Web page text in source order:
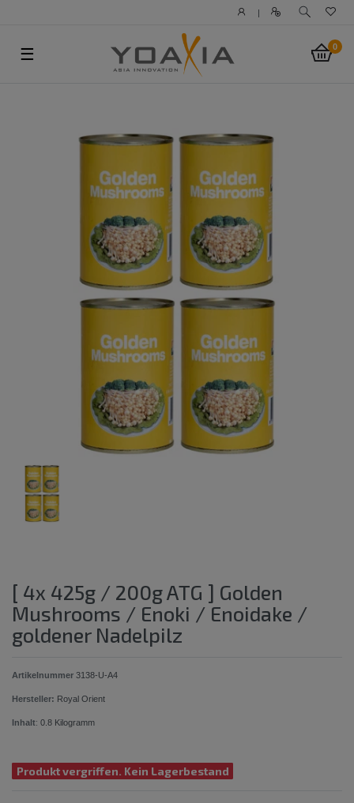
|
0
☰
[ 4x 425g / 200g ATG ] Golden
Mushrooms / Enoki / Enoidake /
goldener Nadelpilz
Artikelnummer 3138-U-A4
Hersteller: Royal Orient
Inhalt: 0.8 Kilogramm
Produkt vergriffen. Kein Lagerbestand